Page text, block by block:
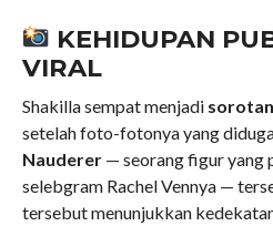
KEHIDUPAN
VIRAL
Shakilla sempat menjadi
setelah foto-fotonya yang
Nauderer— seorang figur yang
selebgram Rachel Vennya —
tersebut menunjukkan